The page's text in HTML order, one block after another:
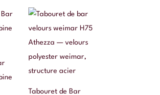
Tabouret de Bar